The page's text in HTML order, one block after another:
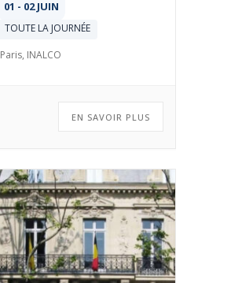
01 - 02 JUIN
TOUTE LA JOURNÉE
Paris, INALCO
EN SAVOIR PLUS